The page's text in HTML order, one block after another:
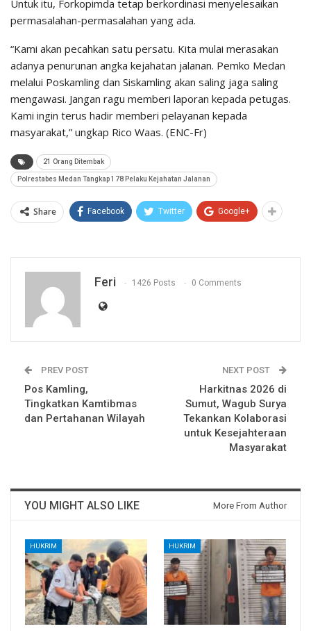
Untuk itu, Forkopimda tetap berkordinasi menyelesaikan
permasalahan-permasalahan yang ada.
“Kami akan pecahkan satu persatu. Kita mulai merasakan
adanya penurunan angka kejahatan jalanan. Pemko Medan
melalui Poskamling dan Siskamling akan saling jaga saling
mengawasi. Jangan ragu memberi laporan kepada petugas.
Kami ingin terus hadir memberi pelayanan kepada
masyarakat,” ungkap Rico Waas. (ENC-Fr)
21 Orang Ditembak
Polrestabes Medan Tangkap 178 Pelaku Kejahatan Jalanan
Share Facebook Twitter Google+
Feri 1426 Posts 0 Comments
PREV POST
Pos Kamling,
Tingkatkan Kamtibmas
dan Pertahanan Wilayah
NEXT POST
Harkitnas 2026 di
Sumut, Wagub Surya
Tekankan Kolaborasi
untuk Kesejahteraan
Masyarakat
YOU MIGHT ALSO LIKE More From Author
HUKRIM HUKRIM